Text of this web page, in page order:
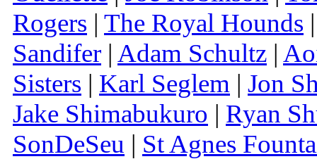
Rogers | The Royal Hounds
Sandifer | Adam Schultz |
Sisters | Karl Seglem | Jon
Jake Shimabukuro | Ryan
SonDeSeu | St Agnes